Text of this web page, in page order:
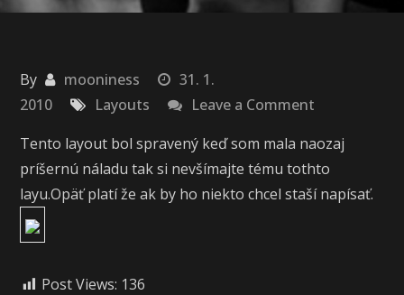
By mooniness
31. 1.
2010
Layouts Leave a Comment
„Good
bye“
Tento layout bol spravený keď som mala naozaj
príšernú náladu tak si nevšímajte tému tothto
layu.Opäť platí že ak by ho niekto chcel staší napísať.
Post Views: 136